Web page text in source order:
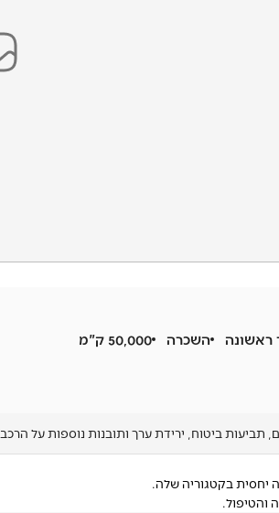
ראשונה השכרה
50,000 ק"מ
תביעות ביטוח, ירידת ערך ותובנות נוספות על הרכב
יחסית בקטגוריה שלה.
והטיפול.